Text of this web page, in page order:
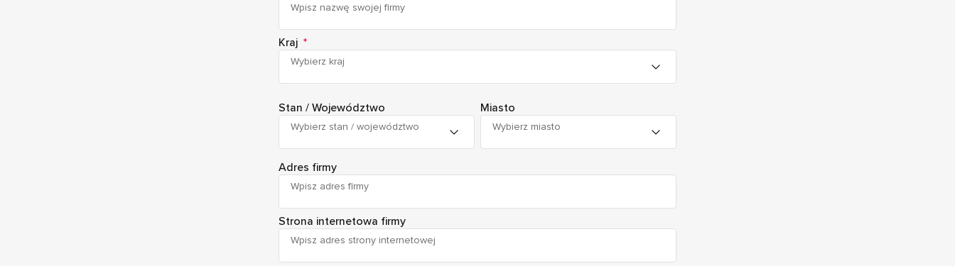
Kraj *
Wybierz kraj
Stan / Województwo
Wybierz stan / województwo
Miasto
Wybierz miasto
Adres firmy
Strona internetowa firmy